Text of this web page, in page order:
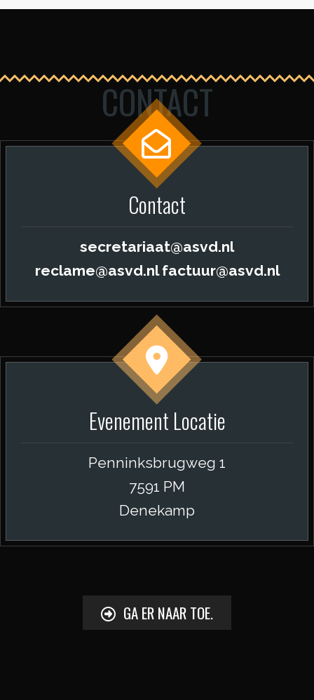
CONTACT
Contact
secretariaat@asvd.nl
reclame@asvd.nl factuur@asvd.nl
Evenement Locatie
Penninksbrugweg 1
7591 PM
Denekamp
GA ER NAAR TOE.